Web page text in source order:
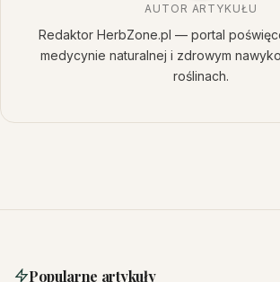
AUTOR ARTYKUŁU
Redaktor HerbZone.pl — portal
medycynie naturalnej i zdrowym
roślinach.
Popularne artykuły